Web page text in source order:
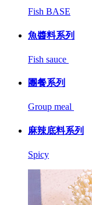
Fish BASE
魚醬料系列
Fish sauce
團餐系列
Group meal
麻辣底料系列
Spicy